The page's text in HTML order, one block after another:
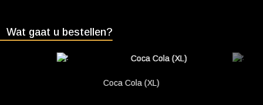
Openingstijden
Contact
Wat gaat u bestellen?
Coca Cola (XL)